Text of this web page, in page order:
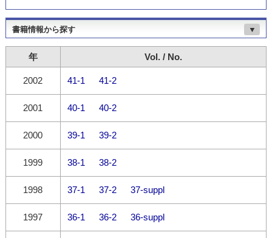
書籍情報から探す ▼
年 Vol. / No.
2002 41-1 41-2
2001 40-1 40-2
2000 39-1 39-2
1999 38-1 38-2
1998 37-1 37-2 37-suppl
1997 36-1 36-2 36-suppl